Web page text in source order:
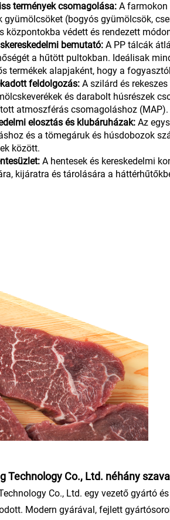
termények csomagolása: A farmokon
(bogyós gyümölcsök,
központokba védett és rendezett
bemutató: A PP tálcák
a hűtött pultokban. Ideálisak
termékek alapjaként, hogy a
feldolgozás: A szilárd és
és darabolt húsrészek
atmoszférás csomagoláshoz (MAP).
elosztás és klubáruházak: Az
és a tömegáruk és húsdobozok
között.
A hentesek és kereskedelmi
kijáratra és tárolására a
Technology Co., Ltd. néhány szava
Co., Ltd. egy vezető gyártó
Modern gyárával, fejlett